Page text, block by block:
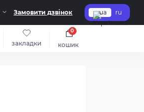
Замовити дзвінок ua ru
закладки кошик
0